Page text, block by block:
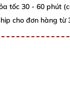
tốc 30 - 60 phút
cho đơn hàng từ